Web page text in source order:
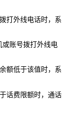
打外线电话时，系
或账号拨打外线电
额低于该值时，系
话费限额时，通话